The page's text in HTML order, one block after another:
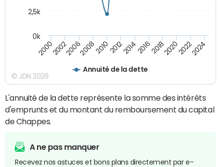
Annuité de la dette
200020022006200820102012201420162018202020222024
0k
2,5k
© JDN 2026
L'annuité de la dette représente la somme des intérêts
d'emprunts et du montant du remboursement du capital
de Chappes.
A ne pas manquer
Recevez nos astuces et bons plans directement par e-